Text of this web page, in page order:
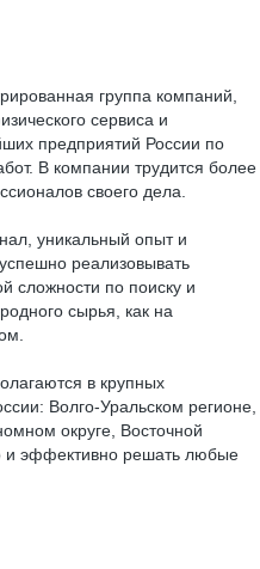
группа компаний,
сервиса и
предприятий России по
В компании трудится более
своего дела.
уникальный опыт и
реализовывать
сложности по поиску и
сырья, как на
в крупных
Волго-Уральском регионе,
округе, Восточной
и эффективно решать любые